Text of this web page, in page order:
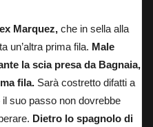
Marquez, che in sella alla
un’altra prima fila. Male
la scia presa da Bagnaia,
fila. Sarà costretto difatti a
suo passo non dovrebbe
Dietro lo spagnolo di